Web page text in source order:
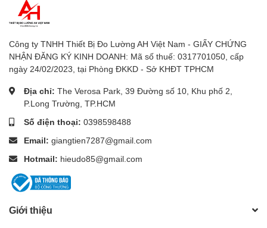
Công ty TNHH Thiết Bị Đo Lường AH Việt Nam - GIẤY CHỨNG
NHẬN ĐĂNG KÝ KINH DOANH: Mã số thuế: 0317701050, cấp
ngày 24/02/2023, tại Phòng ĐKKD - Sở KHĐT TPHCM
Địa chỉ: The Verosa Park, 39 Đường số 10, Khu phố 2,
P.Long Trường, TP.HCM
Số điện thoại: 0398598488
Email: giangtien7287@gmail.com
Hotmail: hieudo85@gmail.com
Giới thiệu